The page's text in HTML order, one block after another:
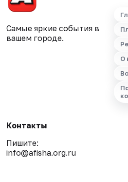
Самые яркие события в
вашем городе.
О
Контакты
Пишите:
info@afisha.org.ru